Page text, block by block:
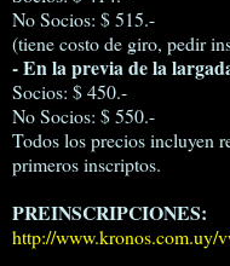
No Socios: $ 515.-
(tiene costo de giro, pedir
- En la previa de la
Socios: $ 450.-
No Socios: $ 550.-
Todos los precios incluyen
primeros inscriptos.
PREINSCRIPCIONES:
http://www.kronos.com.uy/